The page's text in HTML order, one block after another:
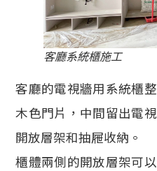
客廳系統櫃施工
客廳的電視牆用系統櫃
木色門片，中間留出電
開放層架和抽屜收納。
櫃體兩側的開放層架可